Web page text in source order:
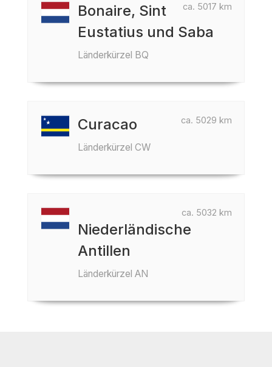
ca. 5017 km
Bonaire, Sint
Eustatius und Saba
Länderkürzel BQ
ca. 5029 km
Curacao
Länderkürzel CW
ca. 5032 km
Niederländische
Antillen
Länderkürzel AN